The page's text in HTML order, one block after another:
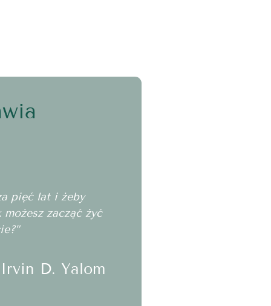
pięć lat i żeby
zacząć żyć
Irvin D. Yalom